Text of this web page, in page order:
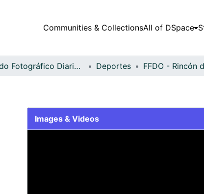
Communities & CollectionsAll of DSpace
Fondo Fotográfico Diario Occidente Deportes
Images & Videos